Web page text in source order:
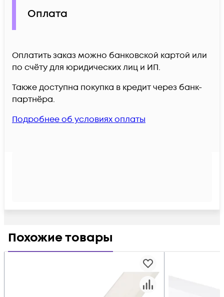
Оплата
Оплатить заказ можно банковской картой или
по счёту для юридических лиц и ИП.
Также доступна покупка в кредит через банк-
партнёра.
Подробнее об условиях оплаты
Похожие товары